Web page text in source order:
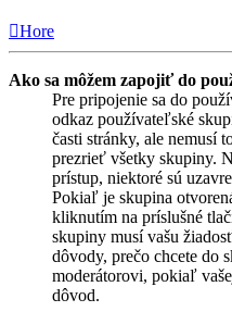
Hore
Ako sa môžem zapojiť do
Pre pripojenie sa do
odkaz používateľské
časti stránky, ale nemusí
prezrieť všetky skupiny.
prístup, niektoré sú
Pokiaľ je skupina
kliknutím na príslušné
skupiny musí vašu
dôvody, prečo chcete do
moderátorovi, pokiaľ
dôvod.